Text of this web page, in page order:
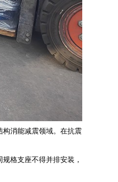
消能减震领域。在抗震
格支座不得并排安装，